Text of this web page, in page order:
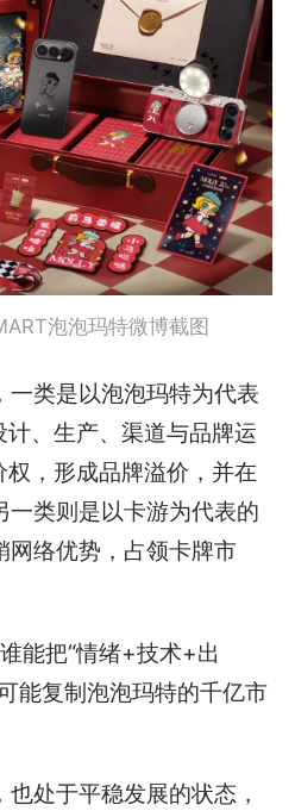
泡泡玛特微博截图
一类是以泡泡玛特为代表
、生产、渠道与品牌运
，形成品牌溢价，并在
一类则是以卡游为代表的
网络优势，占领卡牌市
能把“情绪+技术+出
能复制泡泡玛特的千亿市
处于平稳发展的状态，